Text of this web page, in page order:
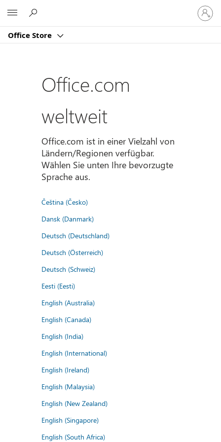
Office Store
Bei
Ihrem
Konto
Office.com
weltweit
Office.com ist in einer Vielzahl von
Ländern/Regionen verfügbar.
Wählen Sie unten Ihre bevorzugte
Sprache aus.
Čeština (Česko)
Dansk (Danmark)
Deutsch (Deutschland)
Deutsch (Österreich)
Deutsch (Schweiz)
Eesti (Eesti)
English (Australia)
English (Canada)
English (India)
English (International)
English (Ireland)
English (Malaysia)
English (New Zealand)
English (Singapore)
English (South Africa)